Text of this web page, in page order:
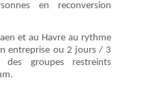
en reconversion
et au Havre au rythme
entreprise ou 2 jours / 3
groupes restreints